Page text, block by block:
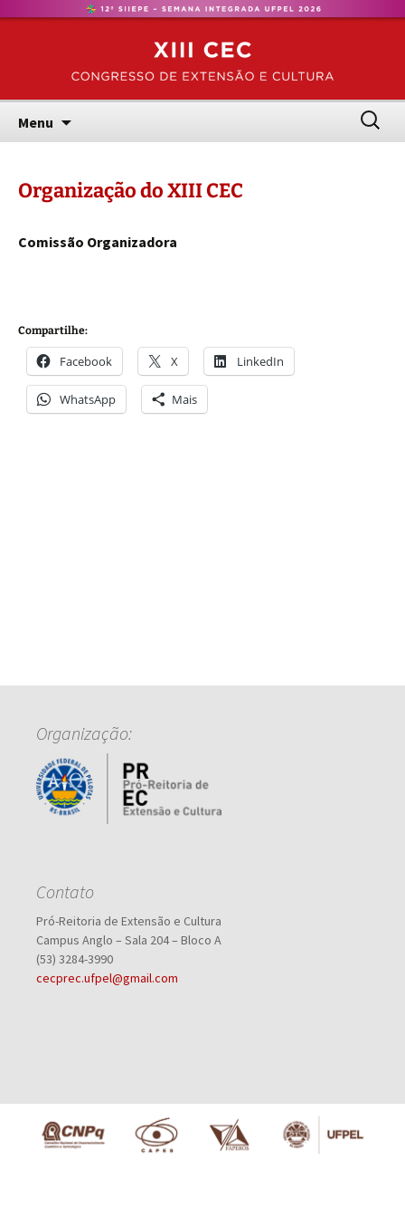
CEC
Congresso de Extensão e Cultura – UFPel
Menu
por:
Organização do XIII CEC
Comissão Organizadora
Compartilhe:
Facebook X LinkedIn
WhatsApp Mais
Organização:
Contato
Pró-Reitoria de Extensão e Cultura
Campus Anglo – Sala 204 – Bloco A
(53) 3284-3990
cecprec.ufpel@gmail.com